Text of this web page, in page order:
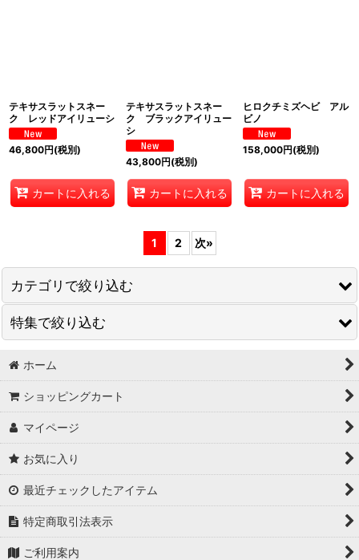
テキサスラットスネー
ク レッドアイリューシ
46,800円(税別)
カートに入れる
テキサスラットスネー
ク ブラックアイリュー
シ
43,800円(税別)
カートに入れる
ヒロクチミズヘビ アル
ビノ
158,000円(税別)
カートに入れる
1 2 次»
カテゴリで絞り込む
ヘビ
トカゲ
ヤモリ
カメ
小動物・猿など
その他生体
エサ、用品等
特集で絞り込む
トカゲ
ホーム
ショッピングカート
マイページ
お気に入り
最近チェックしたアイテム
特定商取引法表示
ご利用案内